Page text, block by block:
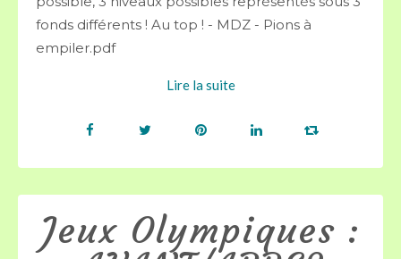
fonds différents ! Au top ! - MDZ - Pions à
empiler.pdf
Lire la suite
Jeux Olympiques :